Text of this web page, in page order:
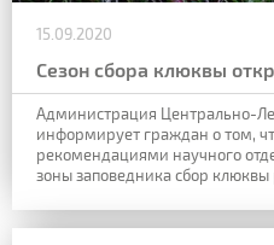
15.09.2020
Сезон сбора клюквы
Администрация Центрально-
информирует граждан о том,
рекомендациями научного
зоны заповедника сбор клюквы